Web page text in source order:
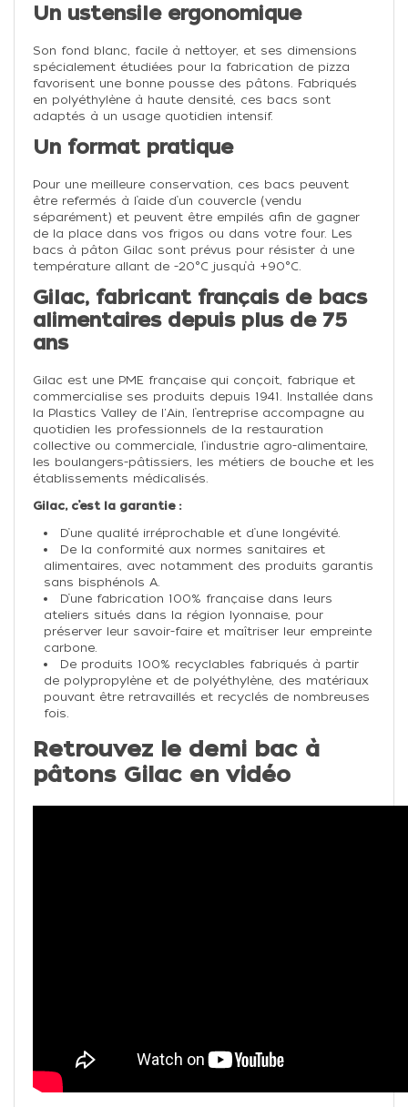
Un ustensile ergonomique
Son fond blanc, facile à nettoyer, et ses dimensions
spécialement étudiées pour la fabrication de pizza
favorisent une bonne pousse des pâtons. Fabriqués
en polyéthylène à haute densité, ces bacs sont
adaptés à un usage quotidien intensif.
Un format pratique
Pour une meilleure conservation, ces bacs peuvent
être refermés à l’aide d’un couvercle (vendu
séparément) et peuvent être empilés afin de gagner
de la place dans vos frigos ou dans votre four. Les
bacs à pâton Gilac sont prévus pour résister à une
température allant de -20°C jusqu’à +90°C.
Gilac, fabricant français de bacs
alimentaires depuis plus de 75
ans
Gilac est une PME française qui conçoit, fabrique et
commercialise ses produits depuis 1941. Installée dans
la Plastics Valley de l'Ain, l’entreprise accompagne au
quotidien les professionnels de la restauration
collective ou commerciale, l’industrie agro-alimentaire,
les boulangers-pâtissiers, les métiers de bouche et les
établissements médicalisés.
Gilac, c’est la garantie :
D’une qualité irréprochable et d’une longévité.
De la conformité aux normes sanitaires et
alimentaires, avec notamment des produits garantis
sans bisphénols A.
D’une fabrication 100% française dans leurs
ateliers situés dans la région lyonnaise, pour
préserver leur savoir-faire et maîtriser leur empreinte
carbone.
De produits 100% recyclables fabriqués à partir
de polypropylène et de polyéthylène, des matériaux
pouvant être retravaillés et recyclés de nombreuses
fois.
Retrouvez le demi bac à
pâtons Gilac en vidéo